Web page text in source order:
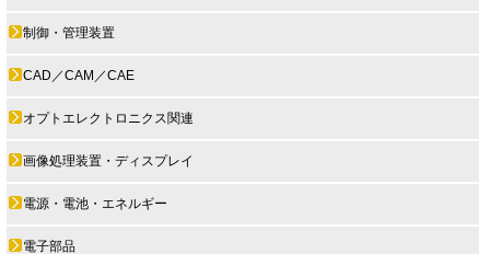
制御・管理装置
CAD／CAM／CAE
オプトエレクトロニクス関連
画像処理装置・ディスプレイ
電源・電池・エネルギー
電子部品